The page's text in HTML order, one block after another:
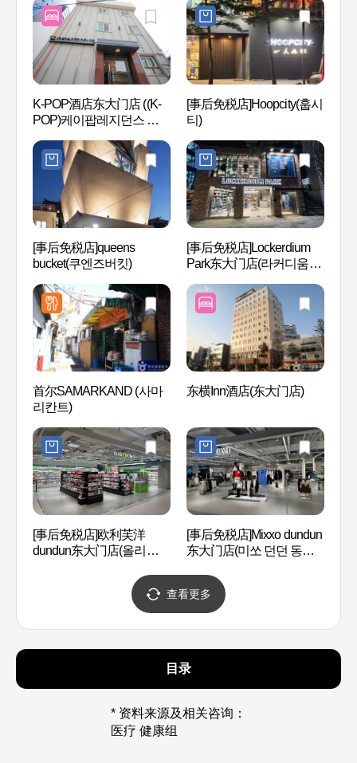
K-POP酒店东大门店 ((K-
POP)케이팝레지던스 동
[事后免税店]Hoopcity(훕시
티)
[事后免税店]queens
bucket(쿠엔즈버킷)
[事后免税店]Lockerdium
Park东大门店(라커디움파
首尔SAMARKAND (사마
리칸트)
东横Inn酒店(东大门店)
[事后免税店]欧利芙洋
dundun东大门店(올리브영
[事后免税店]Mixxo dundun
东大门店(미쏘 던던 동대
查看更多
目录
* 资料来源及相关咨询：
医疗 健康组